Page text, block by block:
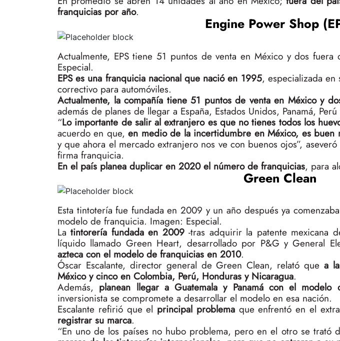
franquicias por año.
Engine Power Shop
Actualmente, EPS tiene 51 puntos de venta en México y dos
Especial.
EPS es una franquicia nacional que nació en 1995, especializada en
correctivo para automóviles.
Actualmente, la compañía tiene 51 puntos de venta en México y
además de planes de llegar a España, Estados Unidos, Panamá,
“Lo importante de salir al extranjero es que no tienes todos los
acuerdo en que,en medio de la incertidumbre en México, es
y que ahora el mercado extranjero nos ve con buenos ojos”,
firma franquicia.
En el país planea duplicar en 2020 el número de franquicias, para
Green Clean
Esta tintotería fue fundada en 2009 y un año después ya
modelo de franquicia. Imagen: Especial.
Latintorería fundada en 2009-tras adquirir la patente mexicana
líquido llamado Green Heart, desarrollado por P&G y General
azteca con el modelo de franquicias en 2010.
Óscar Escalante, director general de Green Clean, relató que a
México y cinco en Colombia, Perú, Honduras y Nicaragua.
Además, planean llegar a Guatemala y Panamá con el modelo
inversionista se compromete a desarrollar el modelo en esa nación.
Escalante refirió que el principal problemaque enfrentó en el
registrar su marca.
“En uno de los países no hubo problema, pero en el otro se trató